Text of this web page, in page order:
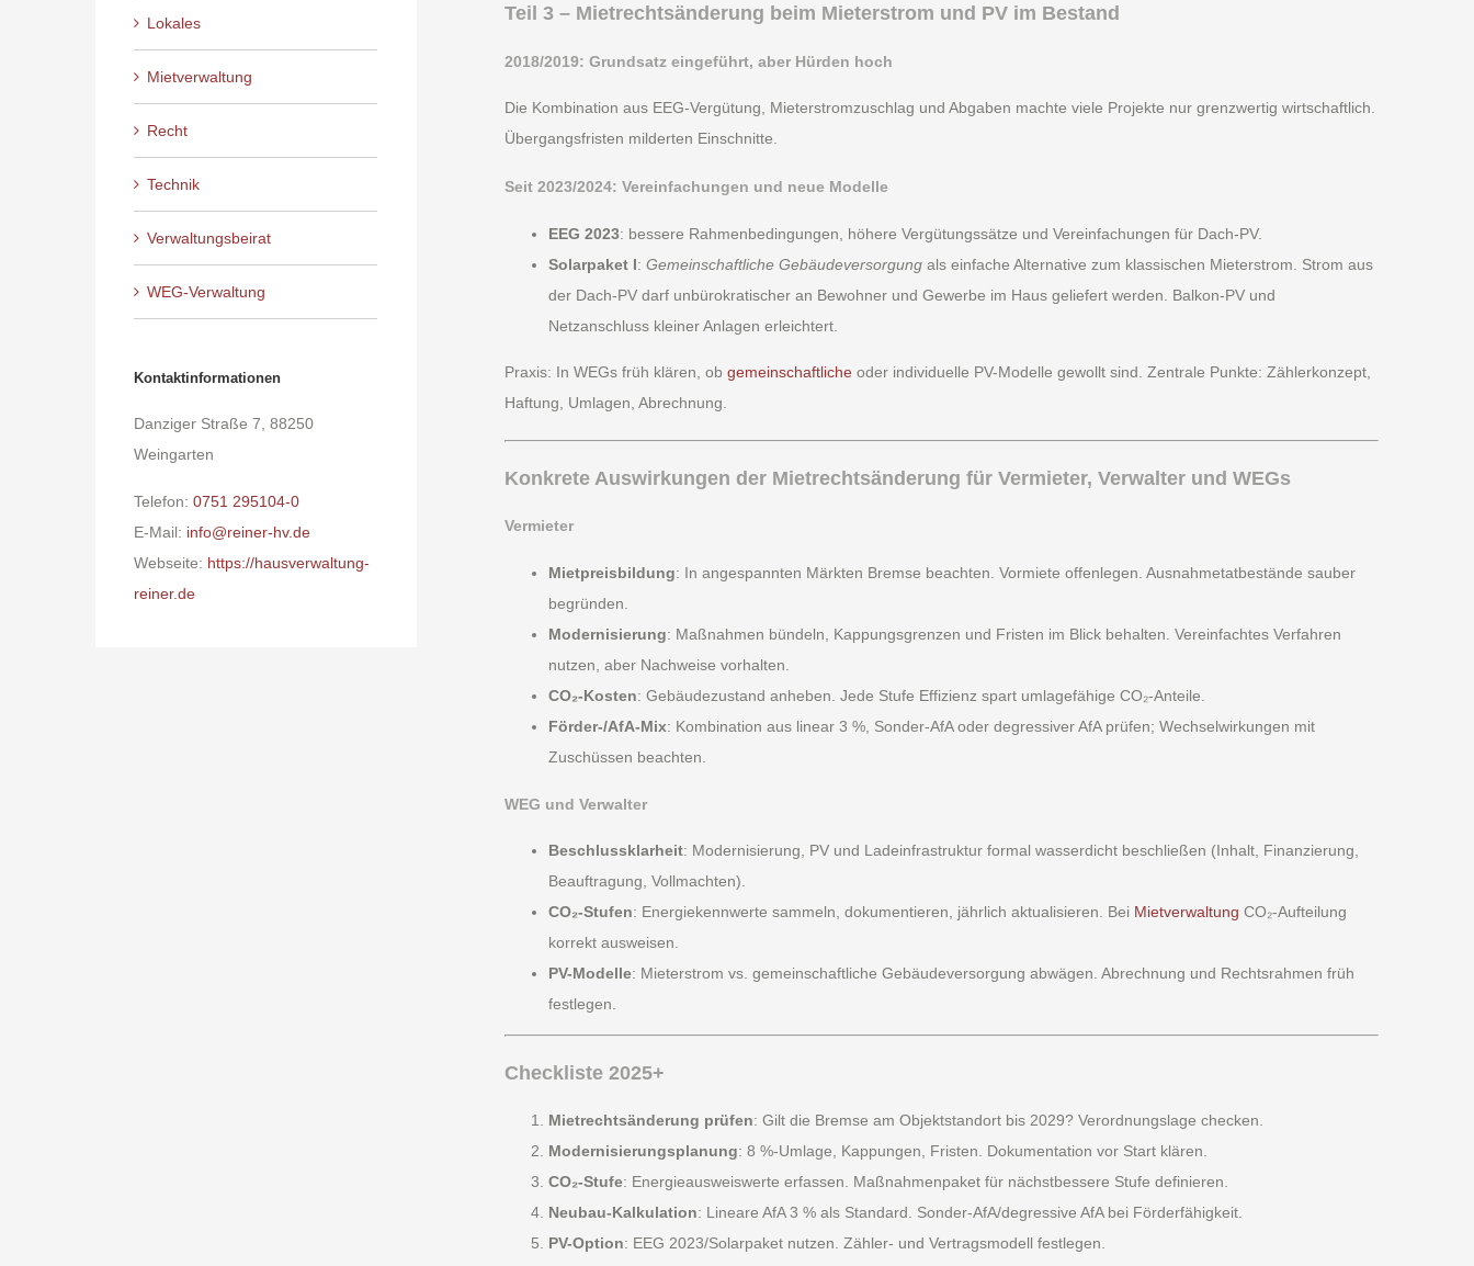
Teil 3 – Mietrechtsänderung beim Mieterstrom und PV im Bestand
2018/2019: Grundsatz eingeführt, aber Hürden hoch
Die Kombination aus EEG-Vergütung, Mieterstromzuschlag und Abgaben machte viele Projekte nur grenzwertig wirtschaftlich.
Übergangsfristen milderten Einschnitte.
Seit 2023/2024: Vereinfachungen und neue Modelle
EEG 2023: bessere Rahmenbedingungen, höhere Vergütungssätze und Vereinfachungen für Dach-PV.
Solarpaket I: Gemeinschaftliche Gebäudeversorgungals einfache Alternative zum klassischen Mieterstrom. Strom aus
der Dach-PV darf unbürokratischer an Bewohner und Gewerbe im Haus geliefert werden. Balkon-PV und
Netzanschluss kleiner Anlagen erleichtert.
Praxis: In WEGs früh klären, ob gemeinschaftlicheoder individuelle PV-Modelle gewollt sind. Zentrale Punkte: Zählerkonzept,
Haftung, Umlagen, Abrechnung.
Konkrete Auswirkungen der Mietrechtsänderung für Vermieter, Verwalter und WEGs
Vermieter
Mietpreisbildung: In angespannten Märkten Bremse beachten. Vormiete offenlegen. Ausnahmetatbestände sauber
begründen.
Modernisierung: Maßnahmen bündeln, Kappungsgrenzen und Fristen im Blick behalten. Vereinfachtes Verfahren
nutzen, aber Nachweise vorhalten.
CO₂-Kosten: Gebäudezustand anheben. Jede Stufe Effizienz spart umlagefähige CO₂-Anteile.
Förder-/AfA-Mix: Kombination aus linear 3 %, Sonder-AfA oder degressiver AfA prüfen; Wechselwirkungen mit
Zuschüssen beachten.
WEG und Verwalter
Beschlussklarheit: Modernisierung, PV und Ladeinfrastruktur formal wasserdicht beschließen (Inhalt, Finanzierung,
Beauftragung, Vollmachten).
CO₂-Stufen: Energiekennwerte sammeln, dokumentieren, jährlich aktualisieren. Bei Mietverwaltung CO₂-Aufteilung
korrekt ausweisen.
PV-Modelle: Mieterstrom vs. gemeinschaftliche Gebäudeversorgung abwägen. Abrechnung und Rechtsrahmen früh
festlegen.
Checkliste 2025+
Mietrechtsänderung prüfen: Gilt die Bremse am Objektstandort bis 2029? Verordnungslage checken.
Modernisierungsplanung: 8 %-Umlage, Kappungen, Fristen. Dokumentation vor Start klären.
CO₂-Stufe: Energieausweiswerte erfassen. Maßnahmenpaket für nächstbessere Stufe definieren.
Neubau-Kalkulation: Lineare AfA 3 % als Standard. Sonder-AfA/degressive AfA bei Förderfähigkeit.
PV-Option: EEG 2023/Solarpaket nutzen. Zähler- und Vertragsmodell festlegen.
Lokales
Mietverwaltung
Recht
Technik
Verwaltungsbeirat
WEG-Verwaltung
Kontaktinformationen
Danziger Straße 7, 88250
Weingarten
Telefon:0751 295104-0
E-Mail: info@reiner-hv.de
Webseite: https://hausverwaltung-
reiner.de